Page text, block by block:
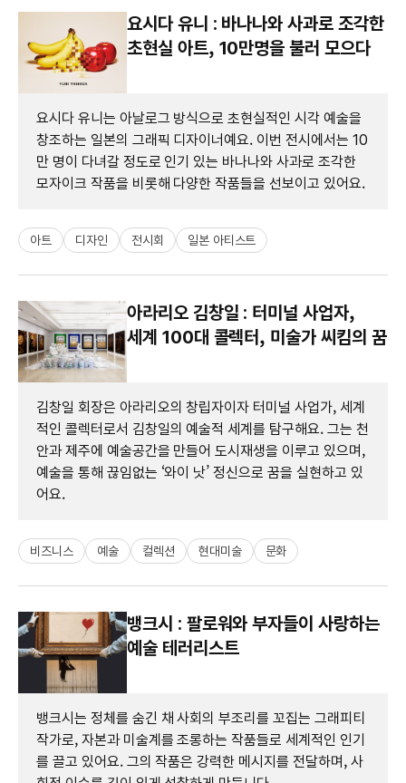
요시다 유니 : 바나나와 사과로 조각한
초현실 아트, 10만명을 불러 모으다
요시다 유니는 아날로그 방식으로 초현실적인 시각 예술을
창조하는 일본의 그래픽 디자이너예요. 이번 전시에서는 10
만 명이 다녀갈 정도로 인기 있는 바나나와 사과로 조각한
모자이크 작품을 비롯해 다양한 작품들을 선보이고 있어요.
아트 디자인 전시회 일본 아티스트
아라리오 김창일 : 터미널 사업자,
세계 100대 콜렉터, 미술가 씨킴의 꿈
김창일 회장은 아라리오의 창립자이자 터미널 사업가, 세계
적인 콜렉터로서 김창일의 예술적 세계를 탐구해요. 그는 천
안과 제주에 예술공간을 만들어 도시재생을 이루고 있으며,
예술을 통해 끊임없는 ‘와이 낫’ 정신으로 꿈을 실현하고 있
어요.
비즈니스 예술 컬렉션 현대미술 문화
뱅크시 : 팔로워와 부자들이 사랑하는
예술 테러리스트
뱅크시는 정체를 숨긴 채 사회의 부조리를 꼬집는 그래피티
작가로, 자본과 미술계를 조롱하는 작품들로 세계적인 인기
를 끌고 있어요. 그의 작품은 강력한 메시지를 전달하며, 사